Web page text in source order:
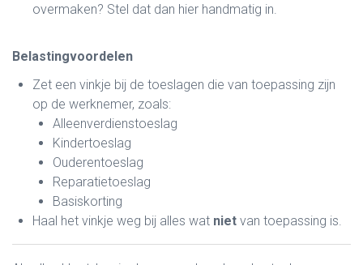
overmaken? Stel dat dan hier handmatig in.
Belastingvoordelen
Zet een vinkje bij de toeslagen die van toepassing zijn
op de werknemer, zoals:
Alleenverdienstoeslag
Kindertoeslag
Ouderentoeslag
Reparatietoeslag
Basiskorting
Haal het vinkje weg bij alles wat niet van toepassing is.